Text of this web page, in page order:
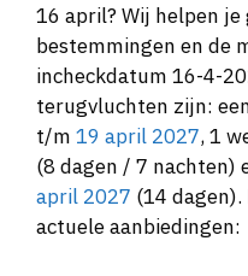
16 april? Wij helpen
bestemmingen en de
incheckdatum 16-4-
terugvluchten zijn:
t/m 19 april 2027, 1
(8 dagen / 7 nachten)
april 2027 (14
actuele aanbiedingen: